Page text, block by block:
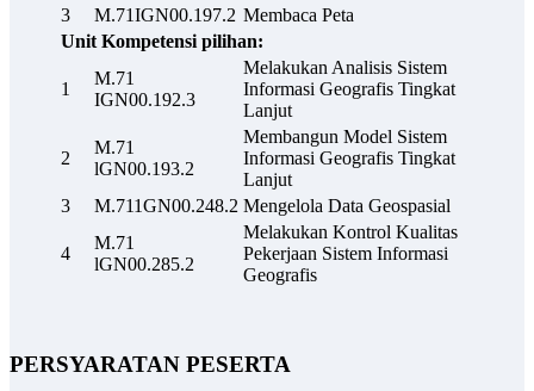
3
M.71IGN00.197.2 Membaca Peta
Unit Kompetensi pilihan:
1
M.71
IGN00.192.3
Melakukan Analisis Sistem
Informasi Geografis Tingkat
Lanjut
2
M.71
lGN00.193.2
Membangun Model Sistem
Informasi Geografis Tingkat
Lanjut
3
M.711GN00.248.2 Mengelola Data Geospasial
4
M.71
lGN00.285.2
Melakukan Kontrol Kualitas
Pekerjaan Sistem Informasi
Geografis
PERSYARATAN PESERTA